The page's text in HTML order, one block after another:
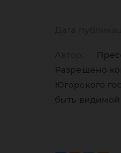
Разрешено
Югорского
быть